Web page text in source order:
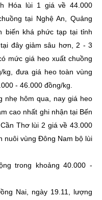
Hóa lùi 1 giá về 44.000
tại Nghệ An, Quảng
biến khá phức tạp tại tỉnh
đây giảm sâu hơn, 2 - 3
mức giá heo xuất chuồng
đưa giá heo toàn vùng
- 46.000 đồng/kg.
nhẹ hôm qua, nay giá heo
cao nhất ghi nhận tại Bến
Thơ lùi 2 giá về 43.000
nuôi vùng Đông Nam bộ lùi
trong khoảng 40.000 -
Nai, ngày 19.11, lượng